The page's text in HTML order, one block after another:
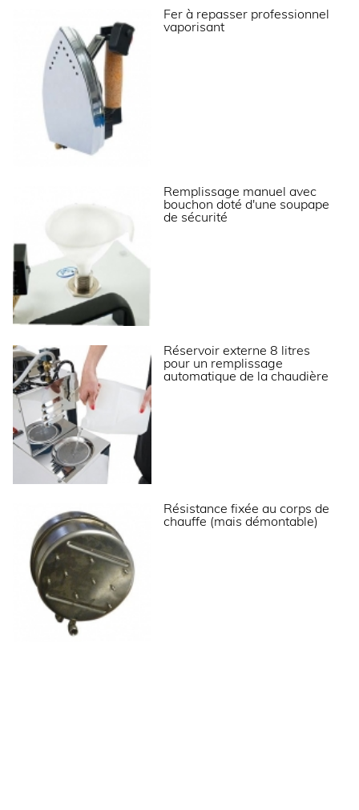
DIMENSIONS ET POIDS
Profondeur (mm)
Hauteur (mm)
Poids net (kg)
Intensité (A)
Tension (V)
Fréquence (Hz)
LOGISTIQUE
Dimensions emballage (LxPxH) (mm)
Poids brut (kg)
Informations complémentaires
Chaudière en Inox.
Carrosserie en acier inoxydable.
Résistance fixée au corps de chauffe (mais
démontable).
Fer à repasser vaporisant avec thermostat 800
W.
Très bonne qualité de fabrication.
Réservoir externe 8 L. pour un remplissage
automatique de la chaudière.
Alimentation 230 V (mono).
Fer à repasser professionnel
vaporisant
Remplissage manuel avec
bouchon doté d'une soupape
de sécurité
Réservoir externe 8 litres
pour un remplissage
automatique de la chaudière
Résistance fixée au corps de
chauffe (mais démontable)